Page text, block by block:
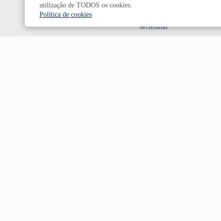
Secretarias
utilização de TODOS os cookies.
Política de cookies